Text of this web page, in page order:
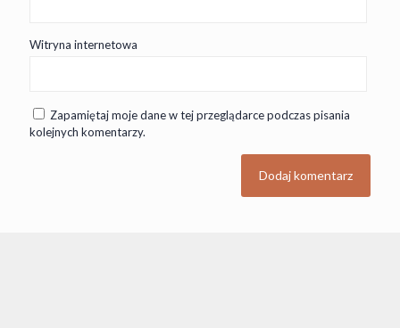
Witryna internetowa
Zapamiętaj moje dane w tej przeglądarce podczas pisania
kolejnych komentarzy.